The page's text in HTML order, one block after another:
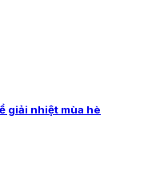
giải nhiệt mùa hè